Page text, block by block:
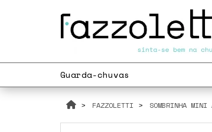
Guarda-chuvas
FAZZOLETTI SOMBRINHA